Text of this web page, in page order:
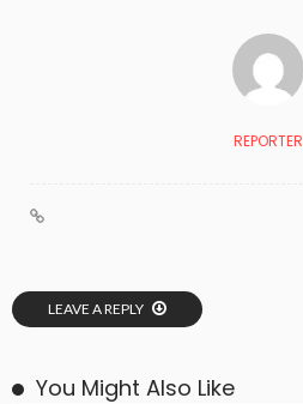
REPORTER
LEAVE A REPLY
You Might Also Like